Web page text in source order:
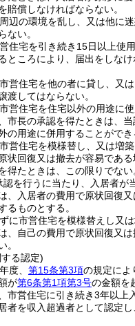
賠償しなければならない。
辺の環境を乱し、又は他に
ない。
住宅を引き続き15日以上使
ところにより、届出をしなけ
営住宅を他の者に貸し、又
渡してはならない。
営住宅を住宅以外の用途に
市長の承認を得たときは、当
の用途に併用することができ
営住宅を模様替し、又は増
状回復又は撤去が容易である
得たときは、この限りでない
認を行うに当たり、入居者が
、入居者の費用で原状回復又
るものとする。
に市営住宅を模様替えし又
、自己の費用で原状回復又
。
る認定)
度、 第15条第3項の規定によ
が第6条第1項第3号の金額を
市営住宅に引き続き3年以上
者を収入超過者として認定し